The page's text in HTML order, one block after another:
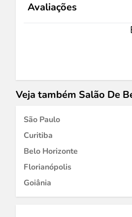
Avaliações
Veja também Salão De
São Paulo
Curitiba
Belo Horizonte
Florianópolis
Goiânia